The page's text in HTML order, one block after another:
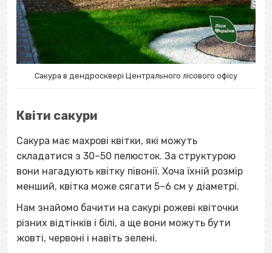
Сакура в дендросквері Центрального лісового офісу
Квіти сакури
Сакура має махрові квітки, які можуть
складатися з 30–50 пелюсток. За структурою
вони нагадують квітку півонії. Хоча їхній розмір
менший, квітка може сягати 5–6 см у діаметрі.
Нам знайомо бачити на сакурі рожеві квіточки
різних відтінків і білі, а ще вони можуть бути
жовті, червоні і навіть зелені.